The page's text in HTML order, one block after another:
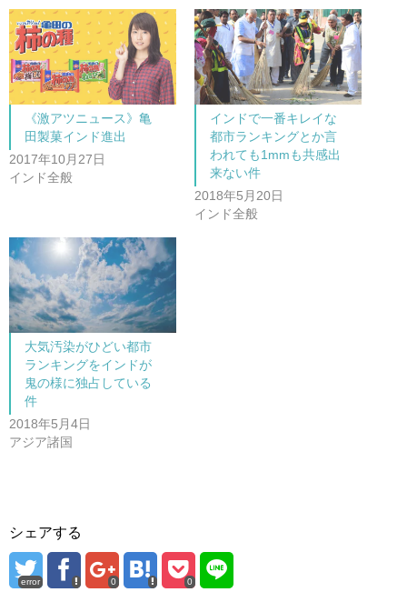
て
T
w
i
t
t
e
r
で
共
有
(
新
し
い
ウ
ィ
開
ま
す
)
o
o
k
で
共
有
す
る
に
は
ク
リ
ッ
ク
し
新
し
い
ウ
ィ
ン
ド
ウ
で
開
き
ま
す
)
《激アツニュース》亀
田製菓インド進出
2017年10月27日
インド全般
インドで一番キレイな
都市ランキングとか言
われても1mmも共感出
来ない件
2018年5月20日
インド全般
大気汚染がひどい都市
ランキングをインドが
鬼の様に独占している
件
2018年5月4日
アジア諸国
シェアする
error 0 0